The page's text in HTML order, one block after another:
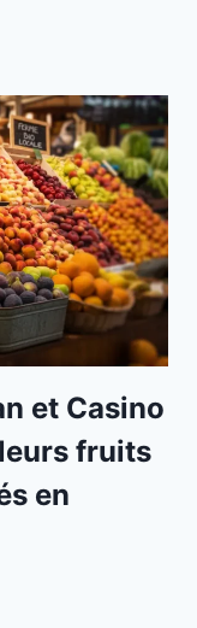
et Casino
fruits
en